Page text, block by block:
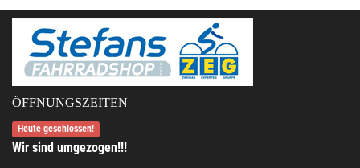
ÖFFNUNGSZEITEN
Heute geschlossen!
Wir sind umgezogen!!!